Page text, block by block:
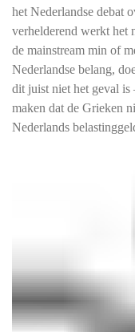
het Nederlandse debat
verhelderend werkt het
de mainstream min of
Nederlandse belang,
dit juist niet het geval
maken dat de Grieken
Nederlands